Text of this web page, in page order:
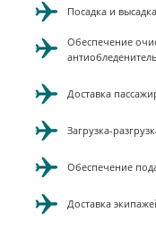
Посадка и
Обеспечение
Доставка
Загрузка-
Обеспечение
Доставка